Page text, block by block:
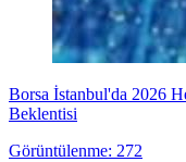
Borsa İstanbul'da 2026
Beklentisi
Görüntülenme: 272